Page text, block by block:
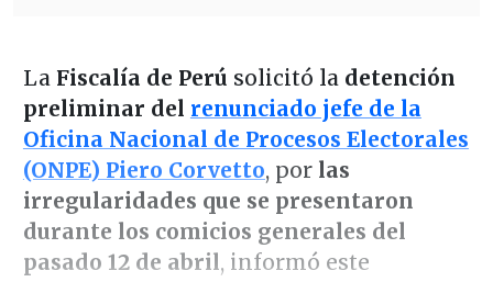
La Fiscalía de Perú solicitó la detención
preliminar del renunciado jefe de la
Oficina Nacional de Procesos Electorales
(ONPE) Piero Corvetto, por las
irregularidades que se presentaron
durante los comicios generales del
pasado 12 de abril, informó este